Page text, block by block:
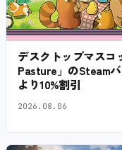
デスクトップマスコ
Pasture」のSteam
より10%割引
2026.08.06